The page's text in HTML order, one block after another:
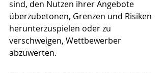
sind, den Nutzen ihrer Angebote
überzubetonen, Grenzen und Risiken
herunterzuspielen oder zu
verschweigen, Wettbewerber
abzuwerten.